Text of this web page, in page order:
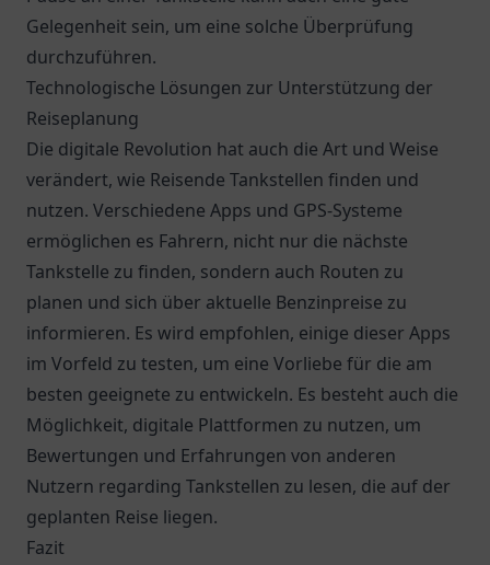
Gelegenheit sein, um eine solche Überprüfung
durchzuführen.
Technologische Lösungen zur Unterstützung der
Reiseplanung
Die digitale Revolution hat auch die Art und Weise
verändert, wie Reisende Tankstellen finden und
nutzen. Verschiedene Apps und GPS-Systeme
ermöglichen es Fahrern, nicht nur die nächste
Tankstelle zu finden, sondern auch Routen zu
planen und sich über aktuelle Benzinpreise zu
informieren. Es wird empfohlen, einige dieser Apps
im Vorfeld zu testen, um eine Vorliebe für die am
besten geeignete zu entwickeln. Es besteht auch die
Möglichkeit, digitale Plattformen zu nutzen, um
Bewertungen und Erfahrungen von anderen
Nutzern regarding Tankstellen zu lesen, die auf der
geplanten Reise liegen.
Fazit